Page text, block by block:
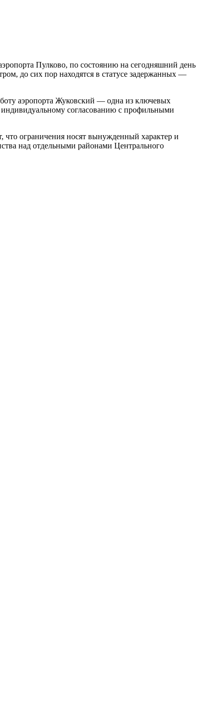
Пулково, по состоянию на сегодняшний день
до сих пор находятся в статусе задержанных —
аэропорта Жуковский — одна из ключевых
индивидуальному согласованию с профильными
что ограничения носят вынужденный характер и
над отдельными районами Центрального